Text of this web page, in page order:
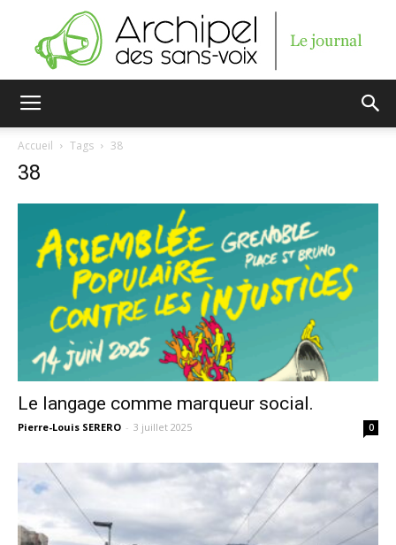
sans-
voix
Accueil Tags 38
38
Le langage comme marqueur social.
Pierre-Louis SERERO - 3 juillet 2025 0